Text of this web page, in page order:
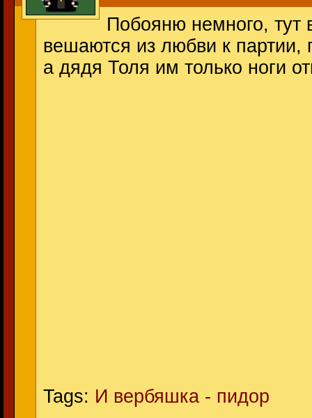
Побояню немного,
вешаются из любви к партии,
а дядя Толя им только ноги
Tags: И вербяшка - пидор